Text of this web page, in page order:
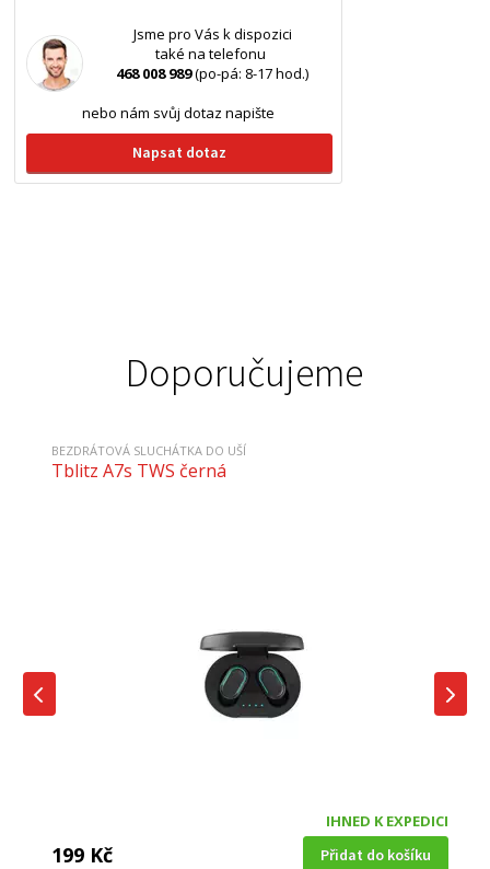
Jsme pro Vás k dispozici
také na telefonu
468 008 989(po-pá: 8-17 hod.)
nebo nám svůj dotaz napište
Napsat dotaz
Doporučujeme
BEZDRÁTOVÁ SLUCHÁTKA DO UŠÍ
Tblitz A7s TWS černá
IHNED K EXPEDICI
199 Kč Přidat do košíku